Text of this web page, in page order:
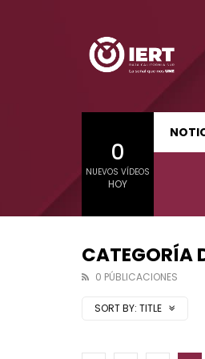
0
NUEVOS VÍDEOS
HOYSUDCALIFORNIA
Sudcalifornia Hoy
01:21:47
Sudcalifornia
CATEGORÍA
0 PÚBLICACIONES
SORT BY: TITLE